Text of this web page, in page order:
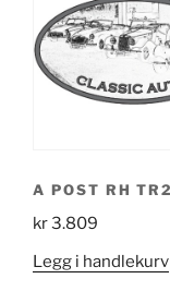
A POST RH
kr3.809
Legg i handlekurv